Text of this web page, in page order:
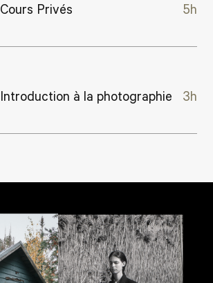
Cours Privés 5h
Introduction à la photographie 3h